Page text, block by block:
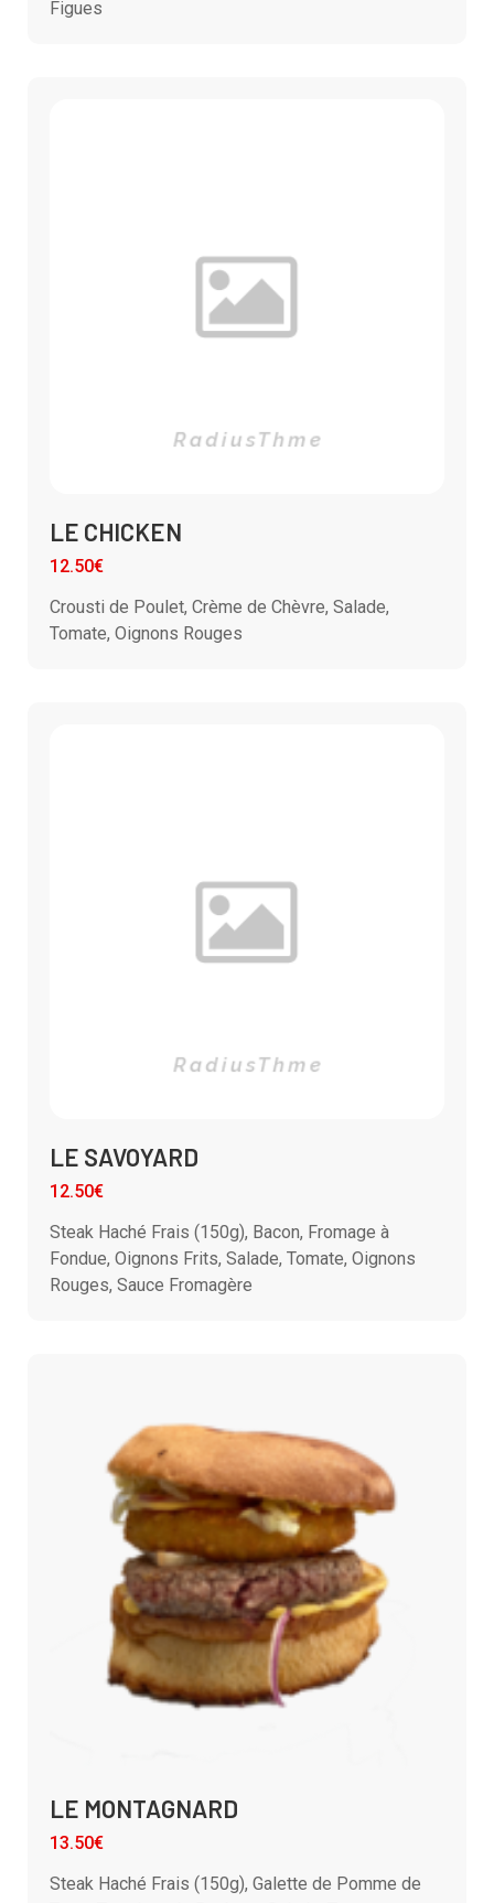
Figues
LE CHICKEN
12.50€
Crousti de Poulet, Crème de Chèvre, Salade,
Tomate, Oignons Rouges
LE SAVOYARD
12.50€
Steak Haché Frais (150g), Bacon, Fromage à
Fondue, Oignons Frits, Salade, Tomate, Oignons
Rouges, Sauce Fromagère
LE MONTAGNARD
13.50€
Steak Haché Frais (150g), Galette de Pomme de